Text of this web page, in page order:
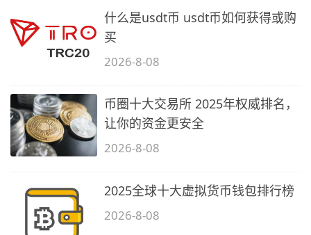
什么是usdt币 usdt币如何获得或购
买
2026-8-08
币圈十大交易所 2025年权威排名，
让你的资金更安全
2026-8-08
2025全球十大虚拟货币钱包排行榜
2026-8-08